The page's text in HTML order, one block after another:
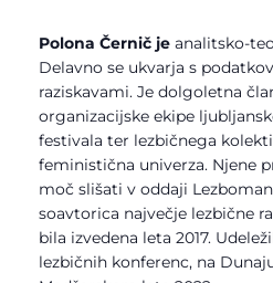
Polona Černič je analitsko-
Delavno se ukvarja s
raziskavami. Je dolgoletna
organizacijske ekipe
festivala ter lezbičnega
feministična univerza. Njene
moč slišati v oddaji
soavtorica največje lezbične
bila izvedena leta 2017.
lezbičnih konferenc, na